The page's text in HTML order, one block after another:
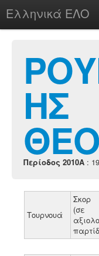
Ελληνικά ΕΛΟ
chesstu.be @ discord
LoginΗΣ
Περίοδος 2010A :
Τουρνουά
Σκορ
(σε